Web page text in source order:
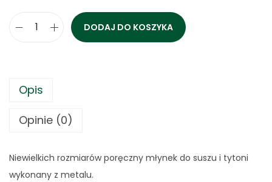
ś
M
y
n
DODAJ DO KOSZYKA
Opis
Opinie (0)
Niewielkich rozmiarów poręczny młynek do suszu i tytoni
wykonany z metalu.